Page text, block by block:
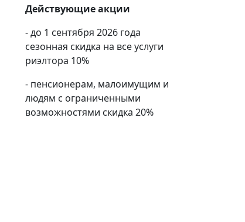
Действующие акции
- до 1 сентября 2026 года
сезонная скидка на все услуги
риэлтора 10%
- пенсионерам, малоимущим и
людям с ограниченными
возможностями скидка 20%